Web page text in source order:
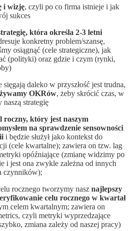
i wizję, czyli po co firma istnieje i jak
sukces
która określa 2-3 letni
konkretny problem/szansę,
osiągnąć (cele strategiczne), jak
(polityki) oraz gdzie i czym (rynki,
sięgają daleko w przyszłość jest trudna,
OKRów, żeby skrócić czas, w
strategię
roczny, który jest naszym
na sprawdzenie sensowności
i będzie służył jako kontekst do
(cele kwartalne); zawiera on tzw. lag
opóźniające (zmianę widzimy po
i jest ona zwykle zależna od innych
czynników);
rocznego tworzymy nasz najlepszy
celu rocznego w kwartał
celem kwartalnym; zawiera on
czyli metryki wyprzedzające
zmiana zależy od naszej pracy)